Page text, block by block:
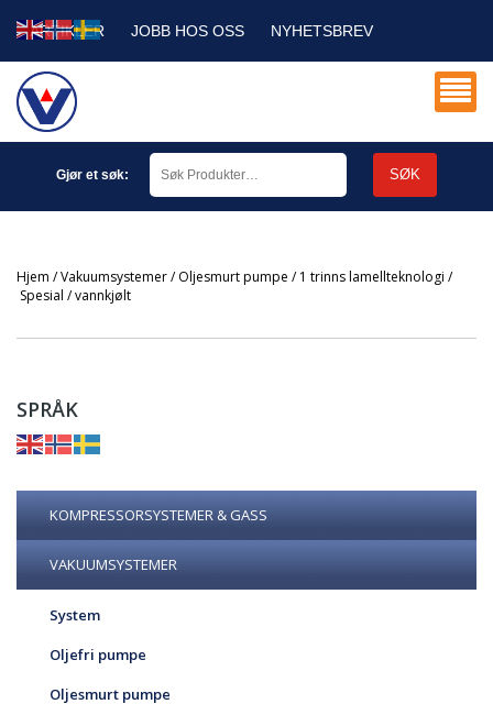
ARTIKLER JOBB HOS OSS NYHETSBREV
SERVICE DB
Gjør et søk: SØK
Hjem /Vakuumsystemer/ Oljesmurt pumpe / 1 trinns lamellteknologi /
spesial / vannkjølt
SPRÅK
KOMPRESSORSYSTEMER & GASS
VAKUUMSYSTEMER
System
Oljefri pumpe
Oljesmurt pumpe